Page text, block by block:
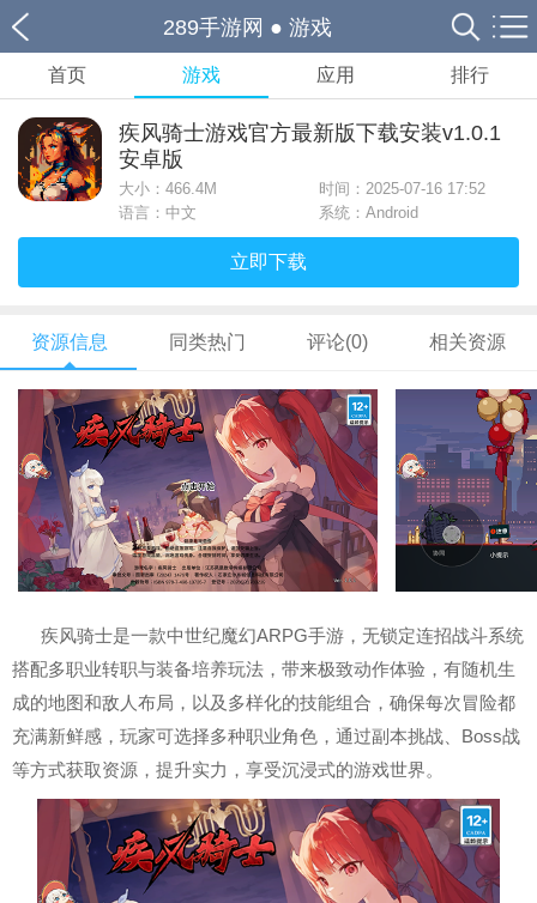
289手游网 ● 游戏
首页 游戏 应用 排行
疾风骑士游戏官方最新版下载安装v1.0.1
安卓版
大小： 466.4M
时间：2025-07-16 17:52
语言：中文
系统：Android
立即下载
资源信息 同类热门 评论(0) 相关资源
疾风骑士是一款中世纪魔幻ARPG手游，无锁定连招战斗系统
搭配多职业转职与装备培养玩法，带来极致动作体验，有随机生
成的地图和敌人布局，以及多样化的技能组合，确保每次冒险都
充满新鲜感，玩家可选择多种职业角色，通过副本挑战、Boss战
等方式获取资源，提升实力，享受沉浸式的游戏世界。